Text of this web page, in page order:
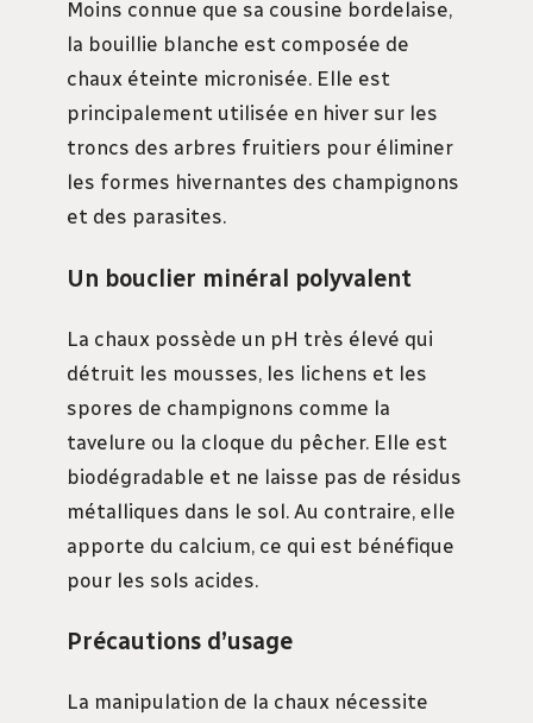
Moins connue que sa cousine bordelaise,
la bouillie blanche est composée de
chaux éteinte micronisée. Elle est
principalement utilisée en hiver sur les
troncs des arbres fruitiers pour éliminer
les formes hivernantes des champignons
et des parasites.
Un bouclier minéral polyvalent
La chaux possède un pH très élevé qui
détruit les mousses, les lichens et les
spores de champignons comme la
tavelure ou la cloque du pêcher. Elle est
biodégradable et ne laisse pas de résidus
métalliques dans le sol. Au contraire, elle
apporte du calcium, ce qui est bénéfique
pour les sols acides.
Précautions d’usage
La manipulation de la chaux nécessite